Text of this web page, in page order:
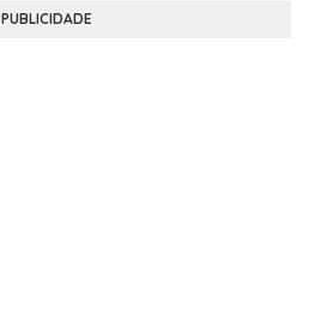
PUBLICIDADE